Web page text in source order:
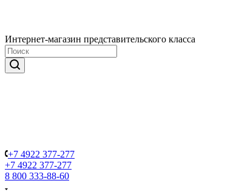
Интернет-магазин представительского класса
+7 4922 377-277
+7 4922 377-277
8 800 333-88-60